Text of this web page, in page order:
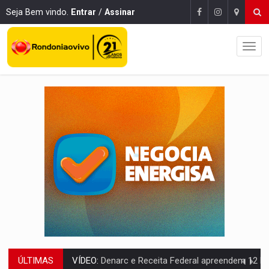
Seja Bem vindo. Entrar / Assinar
ÚLTIMAS OPERAÇÃO DA PC:Membros do CV são presos com armas e drogas após